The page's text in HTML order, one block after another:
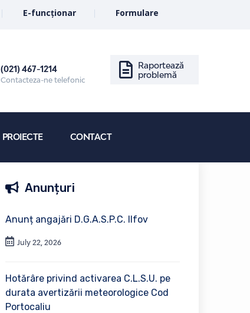
E-funcționar Formulare
(021) 467-1214
Contacteza-ne telefonic
Raportează
problemă
PROIECTE CONTACT
Anunțuri
Anunț angajări D.G.A.S.P.C. Ilfov
July 22, 2026
Hotărâre privind activarea C.L.S.U. pe
durata avertizării meteorologice Cod
Portocaliu